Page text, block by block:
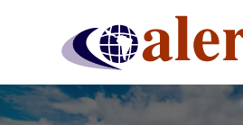
content